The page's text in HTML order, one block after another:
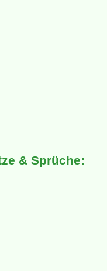
& Sprüche: